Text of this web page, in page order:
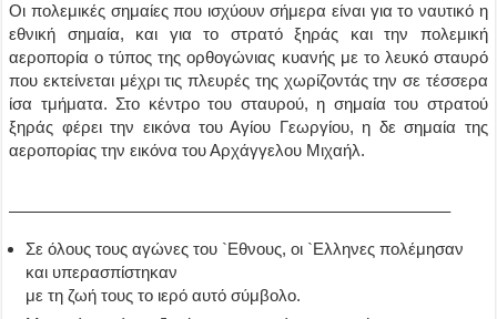
Οι πολεμικές σημαίες που ισχύουν σήμερα είναι για το ναυτικό η
εθνική σημαία, και για το στρατό ξηράς και την πολεμική
αεροπορία ο τύπος της ορθογώνιας κυανής με το λευκό σταυρό
που εκτείνεται μέχρι τις πλευρές της χωρίζοντάς την σε τέσσερα
ίσα τμήματα. Στο κέντρο του σταυρού, η σημαία του στρατού
ξηράς φέρει την εικόνα του Αγίου Γεωργίου, η δε σημαία της
αεροπορίας την εικόνα του Αρχάγγελου Μιχαήλ.
——————————————————————————–
Σε όλους τους αγώνες του `Εθνους, οι `Ελληνες πολέμησαν
και υπερασπίστηκαν
με τη ζωή τους το ιερό αυτό σύμβολο.